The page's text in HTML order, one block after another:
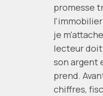
promesse
je
lecteur
son argent
prend.
chiffres,